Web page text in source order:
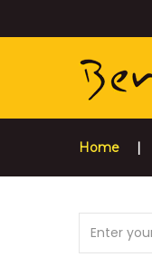
Home |